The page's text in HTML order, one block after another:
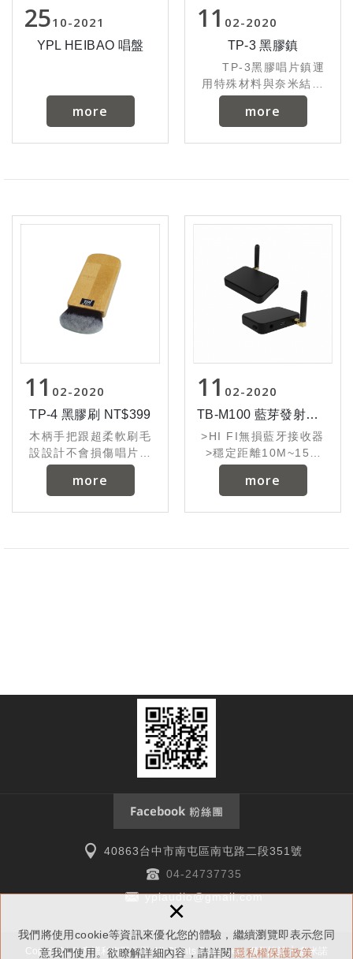
我們將使用cookie等資訊來優化您的體驗，繼續瀏覽即表示您同
意我們使用。欲瞭解詳細內容，請詳閱 隱私權保護政策
×
2510 2021
YPL HEIBAO 唱盤
more
11 02 2020
TP-3 黑膠鎮
TP-3黑膠唱片鎮運
用特殊材料與奈米結構
制震膠片，提供最適當
的阻尼效果能讓共振源
度鋁合金產品規格型
直徑80mm，高度
more
11 02 2020
TP-4 黑膠刷 NT$399
木柄手把跟超柔軟刷毛
設設計不會損傷唱片，
展開剛好接近唱片半
more
11 02 2020
TB-M100 藍芽發射器 NT$999
>HI FI無損藍牙接收器
>穩定距離10M~15m
>信號穩定不斷線
more
40863台中市南屯區南屯路二段351號
04-24737735
yplaudio@gmail.com
Copyright © 音譜利有限公司 All Rights Reserved. 網頁設計│ 多米諾